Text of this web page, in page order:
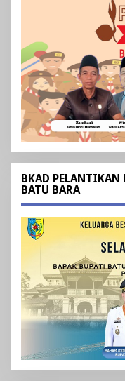
BKAD
BATU BARA